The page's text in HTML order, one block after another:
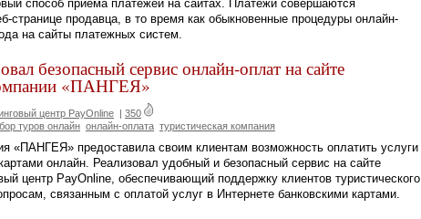
способ приема платежей на сайтах. Платежи совершаются
странице продавца, в то время как обыкновенные процедуры онлайн-
на сайты платежных систем.
безопасный сервис онлайн-оплат на сайте
«ПАНГЕЯ»
центр PayOnline | 350
туров онлайн онлайн-оплата туристическая компания
«ПАНГЕЯ» предоставила своим клиентам возможность оплатить услуги
онлайн. Реализовал удобный и безопасный сервис на сайте
центр PayOnline, обеспечивающий поддержку клиентов туристического
связанным с оплатой услуг в Интернете банковскими картами.